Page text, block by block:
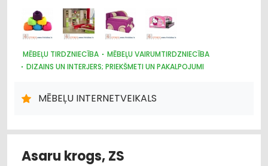
Lauksaimniecības tehnikas un traktortehnikas
rezerves daļas
Būvmateriālu, būvkonstrukciju tirdzniecība
Lauksaimniecības tehnikas un traktortehnikas
MĒBEĻU TIRDZNIECĪBA
MĒBEĻU VAIRUMTIRDZNIECĪBA
DIZAINS UN INTERJERS; PRIEKŠMETI UN PAKALPOJUMI
MĒBEĻU INTERNETVEIKALS
Asaru krogs, ZS